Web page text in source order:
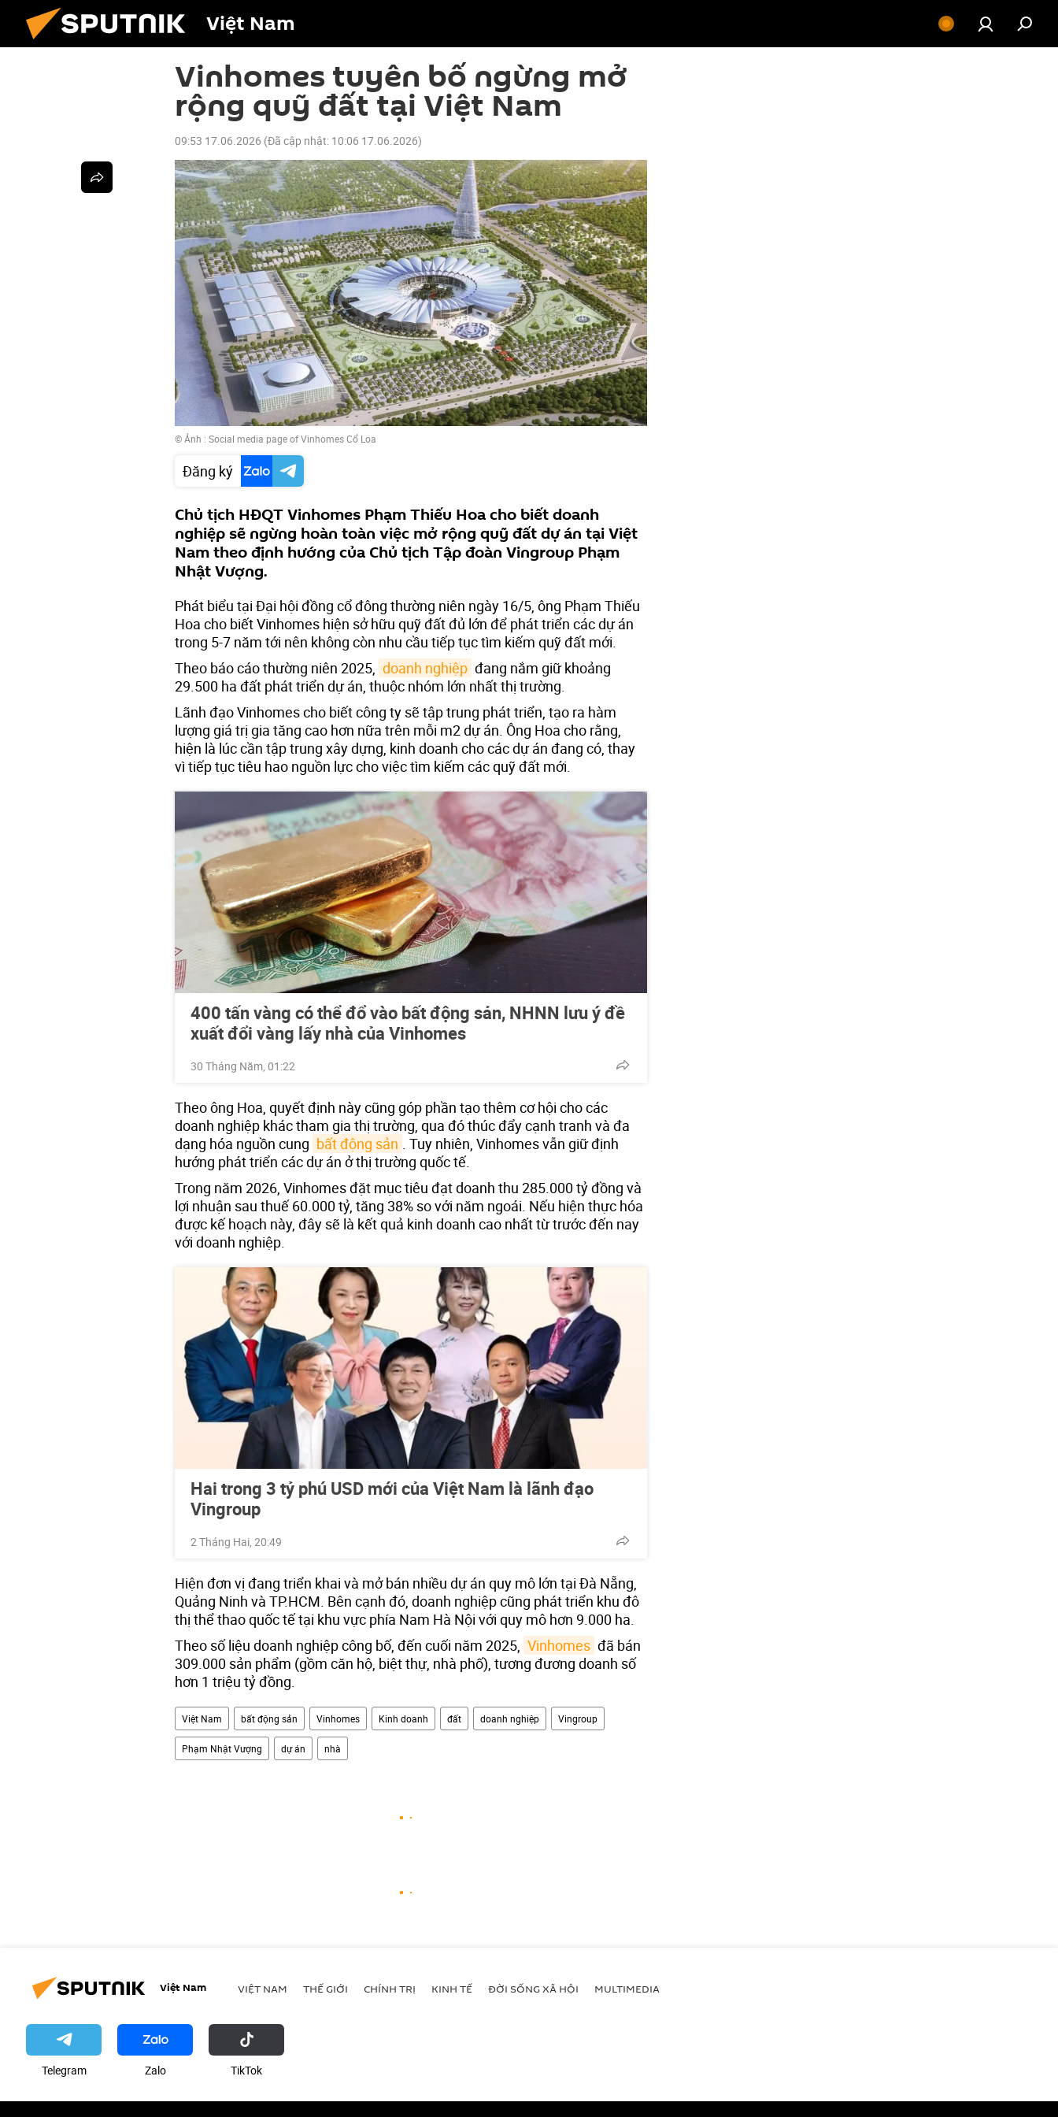
Việt Nam
Vinhomes tuyên bố ngừng mở
rộng quỹ đất tại Việt Nam
09:53 17.06.2026 (Đã cập nhật: 10:06 17.06.2026)
© Ảnh : Social media page of Vinhomes Cổ Loa
Đăng ký
Chủ tịch HĐQT Vinhomes Phạm Thiếu Hoa cho biết doanh
nghiệp sẽ ngừng hoàn toàn việc mở rộng quỹ đất dự án tại Việt
Nam theo định hướng của Chủ tịch Tập đoàn Vingroup Phạm
Nhật Vượng.
Phát biểu tại Đại hội đồng cổ đông thường niên ngày 16/5, ông Phạm Thiếu
Hoa cho biết Vinhomes hiện sở hữu quỹ đất đủ lớn để phát triển các dự án
trong 5-7 năm tới nên không còn nhu cầu tiếp tục tìm kiếm quỹ đất mới.
Theo báo cáo thường niên 2025, doanh nghiệp đang nắm giữ khoảng
29.500 ha đất phát triển dự án, thuộc nhóm lớn nhất thị trường.
Lãnh đạo Vinhomes cho biết công ty sẽ tập trung phát triển, tạo ra hàm
lượng giá trị gia tăng cao hơn nữa trên mỗi m2 dự án. Ông Hoa cho rằng,
hiện là lúc cần tập trung xây dựng, kinh doanh cho các dự án đang có, thay
vì tiếp tục tiêu hao nguồn lực cho việc tìm kiếm các quỹ đất mới.
400 tấn vàng có thể đổ vào bất động sản, NHNN lưu ý đề
xuất đổi vàng lấy nhà của Vinhomes
30 Tháng Năm, 01:22
Theo ông Hoa, quyết định này cũng góp phần tạo thêm cơ hội cho các
doanh nghiệp khác tham gia thị trường, qua đó thúc đẩy cạnh tranh và đa
dạng hóa nguồn cung bất động sản
. Tuy nhiên, Vinhomes vẫn giữ định
hướng phát triển các dự án ở thị trường quốc tế.
Trong năm 2026, Vinhomes đặt mục tiêu đạt doanh thu 285.000 tỷ đồng và
lợi nhuận sau thuế 60.000 tỷ, tăng 38% so với năm ngoái. Nếu hiện thực hóa
được kế hoạch này, đây sẽ là kết quả kinh doanh cao nhất từ trước đến nay
với doanh nghiệp.
Hai trong 3 tỷ phú USD mới của Việt Nam là lãnh đạo
Vingroup
2 Tháng Hai, 20:49
Hiện đơn vị đang triển khai và mở bán nhiều dự án quy mô lớn tại Đà Nẵng,
Quảng Ninh và TP.HCM. Bên cạnh đó, doanh nghiệp cũng phát triển khu đô
thị thể thao quốc tế tại khu vực phía Nam Hà Nội với quy mô hơn 9.000 ha.
Theo số liệu doanh nghiệp công bố, đến cuối năm 2025, Vinhomes đã bán
309.000 sản phẩm (gồm căn hộ, biệt thự, nhà phố), tương đương doanh số
hơn 1 triệu tỷ đồng.
Việt Nam bất động sản Vinhomes Kinh doanh đất doanh nghiệp Vingroup
Phạm Nhật Vượng dự án nhà
Việt Nam VIỆT NAM THẾ GIỚI CHÍNH TRỊ KINH TẾ ĐỜI SỐNG XÃ HỘI MULTIMEDIA
Telegram Zalo ТikТоk